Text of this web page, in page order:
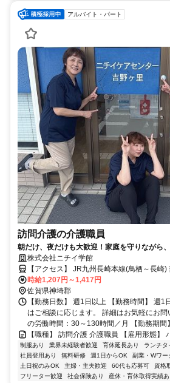
アルバイト・パート
訪問介護の介護職員
朝だけ、夜だけも大歓迎！家庭を守りながら
ら、楽しく仕事をしてみませんか？
株式会社ニチイ学館
【アクセス】 JR九州長崎本線(鳥栖～長崎)
住 所 佐賀県 神埼郡吉野ヶ里町 吉田261番地4 ■アクセス JR九州長
本線(鳥栖～長崎) 吉野ケ里公園駅 徒歩1分
時給1,207円～1,417円
佐賀県神埼郡
【勤務日数】 週1日以上 【勤務時間】 週1
はご相談に応じます。 詳細はお気軽にお
の労働時間：30～130時間／月 【勤務期間
【職種】 訪問介護 介護職員 【雇用形態】
制服あり 業界未経験者歓迎 育休延長あり ランチタ
社員登用あり
無料研修 週1日からOK 副業・Wワー
土日祝のみOK
主婦・主夫歓迎 60代も応募可 資格
フリーター歓迎
社会保険あり 産休・育休取得実績あ